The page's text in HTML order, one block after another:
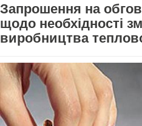
Запрошення на
щодо необхідності
виробництва